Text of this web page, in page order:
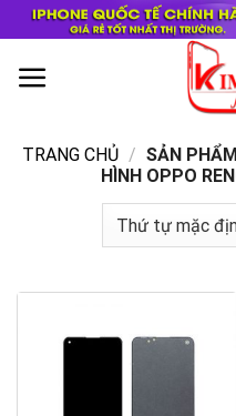
Skip
to
content
TRANG CHỦ / SẢN
HÌNH OPPO